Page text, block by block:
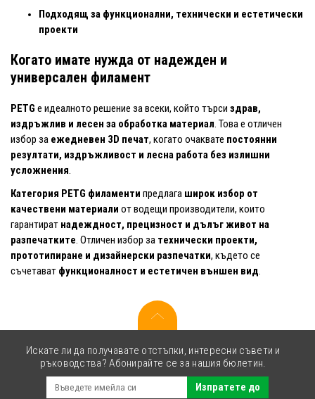
Подходящ за функционални, технически и естетически
проекти
Когато имате нужда от надежден и
универсален филамент
PETG е идеалното решение за всеки, който търси здрав,
издръжлив и лесен за обработка материал. Това е отличен
избор за ежедневен 3D печат, когато очаквате постоянни
резултати, издръжливост и лесна работа без излишни
усложнения.
Категория PETG филаменти предлага широк избор от
качествени материали от водещи производители, които
гарантират надеждност, прецизност и дълъг живот на
разпечатките. Отличен избор за технически проекти,
прототипиране и дизайнерски разпечатки, където се
съчетават функционалност и естетичен външен вид.
Искате ли да получавате отстъпки, интересни съвети и
ръководства? Абонирайте се за нашия бюлетин.
Изпратете до